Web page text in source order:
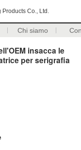
Co., Ltd.
Chi siamo
insacca le
per serigrafia